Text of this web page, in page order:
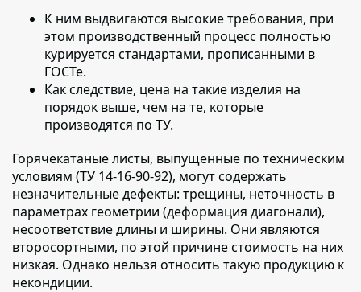
К ним выдвигаются высокие требования, при
этом производственный процесс полностью
курируется стандартами, прописанными в
ГОСТе.
Как следствие, цена на такие изделия на
порядок выше, чем на те, которые
производятся по ТУ.
Горячекатаные листы, выпущенные по техническим
условиям (ТУ 14-16-90-92), могут содержать
незначительные дефекты: трещины, неточность в
параметрах геометрии (деформация диагонали),
несоответствие длины и ширины. Они являются
второсортными, по этой причине стоимость на них
низкая. Однако нельзя относить такую продукцию к
некондиции.